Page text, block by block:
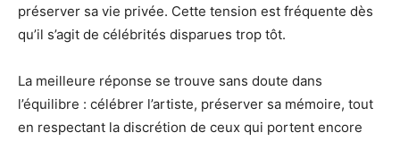
préserver sa vie privée. Cette tension est fréquente dès
qu’il s’agit de célébrités disparues trop tôt.
La meilleure réponse se trouve sans doute dans
l’équilibre : célébrer l’artiste, préserver sa mémoire, tout
en respectant la discrétion de ceux qui portent encore